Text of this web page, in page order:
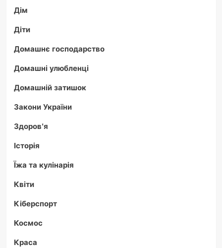
Дім
Діти
Домашнє господарство
Домашні улюбленці
Домашній затишок
Закони України
Здоров'я
Історія
Їжа та кулінарія
Квіти
Кіберспорт
Космос
Краса